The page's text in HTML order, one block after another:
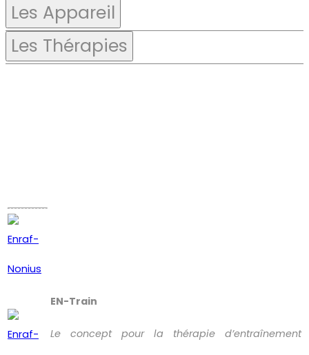
Les Appareil
Les Thérapies
EN-Train
Le concept pour la thérapie d’entraînement